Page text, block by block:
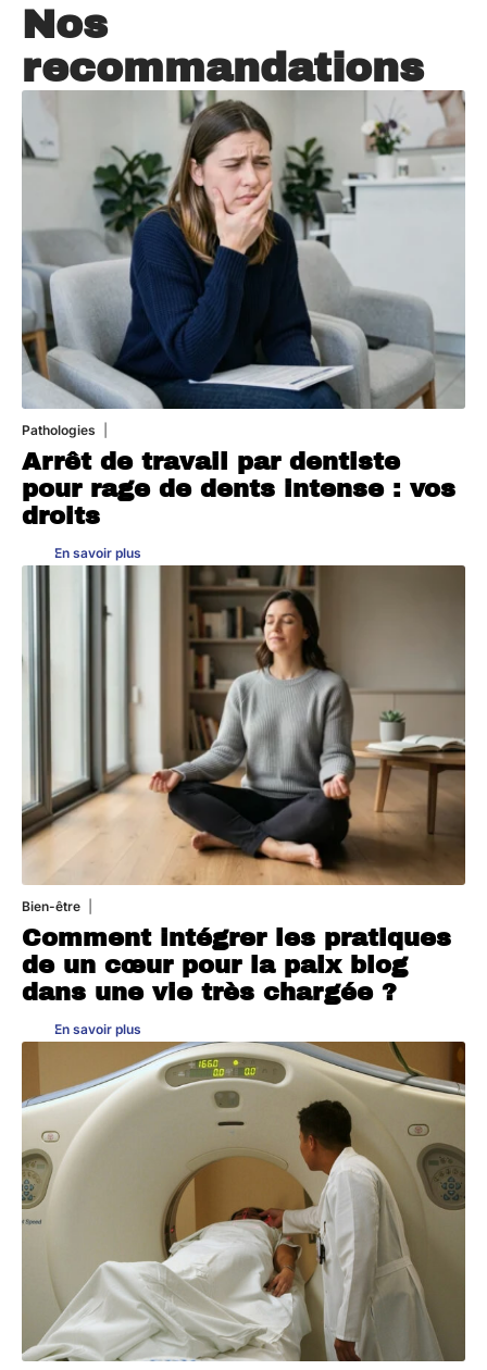
Nos
recommandations
Pathologies
Arrêt de travail par dentiste
pour rage de dents intense : vos
droits
En savoir plus
Bien-être
Comment intégrer les pratiques
de un cœur pour la paix blog
dans une vie très chargée ?
En savoir plus